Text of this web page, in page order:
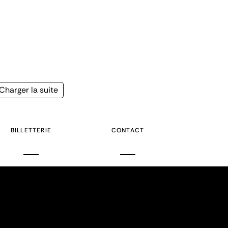
la suite
BILLETTERIE CONTACT